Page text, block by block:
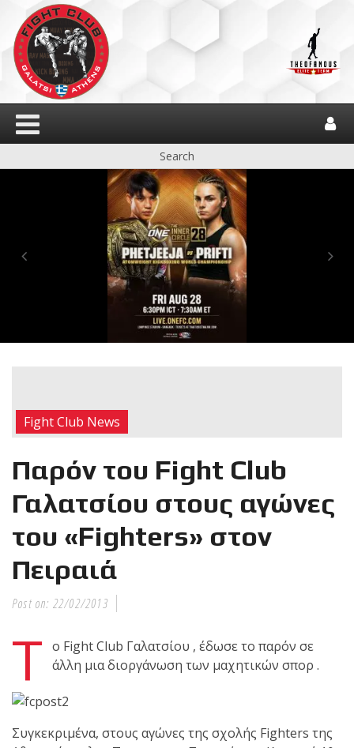
Η Αντωνία
Πρίφτη στο
και πιο
δύσκολο
αγώνα της καριέρας της,
διεκδικεί τον 6ο
παγκόσμιο τίτλο της
απέναντι στην Phetjeeja
για το ONE Atomweight
Kickboxing World
Νέα
Ιωάννη
Fight Club News
Παρόν του Fight Club
Γαλατσίου στους αγώνες
του «Fighters» στον
Πειραιά
Post on: 22/02/2013
Τ ο Fight Club Γαλατσίου , έδωσε το παρόν σε
άλλη μια διοργάνωση των μαχητικών σπορ .
Συγκεκριμένα, στους αγώνες της σχολής Fighters της